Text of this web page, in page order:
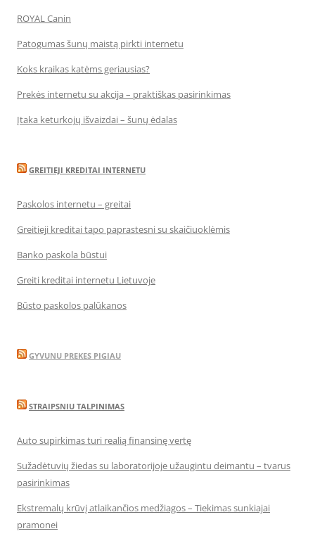
ROYAL Canin
Patogumas šunų maistą pirkti internetu
Koks kraikas katėms geriausias?
Prekės internetu su akcija – praktiškas pasirinkimas
Įtaka keturkojų išvaizdai – šunų ėdalas
GREITIEJI KREDITAI INTERNETU
Paskolos internetu – greitai
Greitieji kreditai tapo paprastesni su skaičiuoklėmis
Banko paskola būstui
Greiti kreditai internetu Lietuvoje
Būsto paskolos palūkanos
GYVUNU PREKES PIGIAU
STRAIPSNIU TALPINIMAS
Auto supirkimas turi realią finansinę vertę
Sužadėtuvių žiedas su laboratorijoje užaugintu deimantu – tvarus
pasirinkimas
Ekstremalų krūvį atlaikančios medžiagos – Tiekimas sunkiajai
pramonei